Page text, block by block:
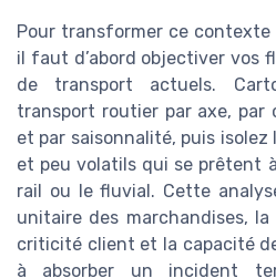
Pour transformer ce
il faut d’abord objectiver vos
de transport actuels.
transport routier par axe, par
et par saisonnalité, puis
et peu volatils qui se prêtent
rail ou le fluvial. Cette
unitaire des marchandises,
criticité client et la capacité
à absorber un incident